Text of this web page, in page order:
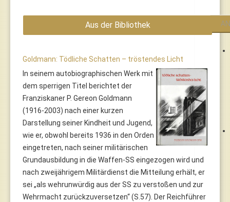
Aus der Bibliothek
Goldmann: Tödliche Schatten – tröstendes Licht
In seinem autobiographischen Werk mit
dem sperrigen Titel berichtet der
Franziskaner P. Gereon Goldmann
(1916-2003) nach einer kurzen
Darstellung seiner Kindheit und Jugend,
wie er, obwohl bereits 1936 in den Orden
eingetreten, nach seiner militärischen
Grundausbildung in die Waffen-SS eingezogen wird und
nach zweijährigem Militärdienst die Mitteilung erhält, er
sei „als wehrunwürdig aus der SS zu verstoßen und zur
Wehrmacht zurückzuversetzen“ (S.57). Der Reichführer